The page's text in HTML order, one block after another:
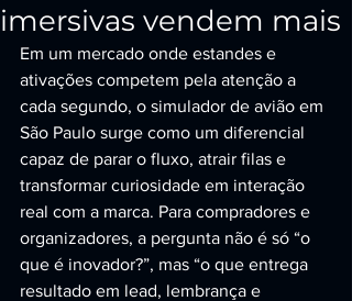
imersivas vendem mais
Em um mercado onde estandes e
ativações competem pela atenção a
cada segundo, o simulador de avião em
São Paulo surge como um diferencial
capaz de parar o fluxo, atrair filas e
transformar curiosidade em interação
real com a marca. Para compradores e
organizadores, a pergunta não é só “o
que é inovador?”, mas “o que entrega
resultado em lead, lembrança e